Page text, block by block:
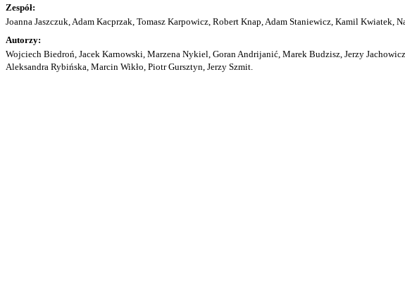
Zespół:
Joanna Jaszczuk, Adam Kacprzak, Tomasz Karpowicz, Robert Knap, Adam Staniewicz, Kamil Kwiatek,
Autorzy:
Wojciech Biedroń, Jacek Karnowski, Marzena Nykiel, Goran Andrijanić, Marek Budzisz, Jerzy
Aleksandra Rybińska, Marcin Wikło, Piotr Gursztyn, Jerzy Szmit.